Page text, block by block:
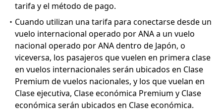
tarifa y el método de pago.
・Cuando utilizan una tarifa para conectarse desde un
vuelo internacional operado por ANA a un vuelo
nacional operado por ANA dentro de Japón, o
viceversa, los pasajeros que vuelen en primera clase
en vuelos internacionales serán ubicados en Clase
Premium de vuelos nacionales, y los que vuelan en
Clase ejecutiva, Clase económica Premium y Clase
económica serán ubicados en Clase económica.